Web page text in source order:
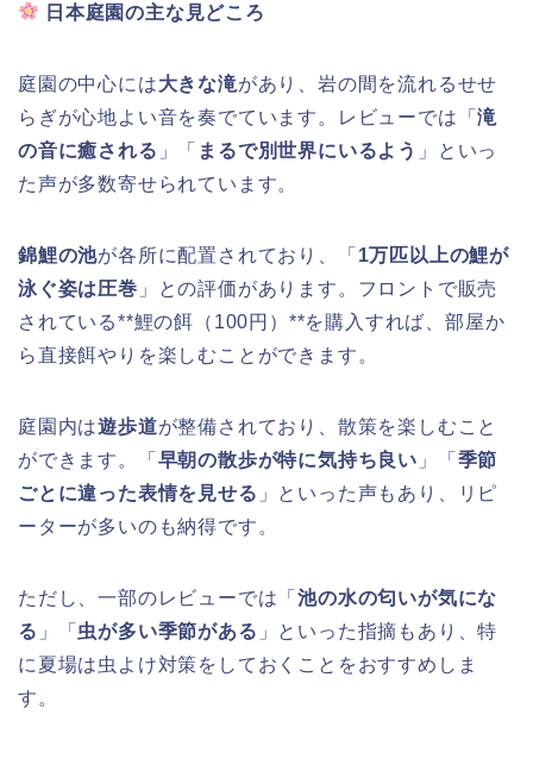
日本庭園の主な見どころ
庭園の中心には大きな滝があり、岩の間を流れるせせ
らぎが心地よい音を奏でています。レビューでは「滝
の音に癒される 」「 まるで別世界にいるよう 」といっ
た声が多数寄せられています。
錦鯉の池が各所に配置されており、「 1万匹以上の鯉が
泳ぐ姿は圧巻 」との評価があります。フロントで販売
されている**鯉の餌（100円）**を購入すれば、部屋か
ら直接餌やりを楽しむことができます。
庭園内は遊歩道が整備されており、散策を楽しむこと
ができます。「 早朝の散歩が特に気持ち良い 」「 季節
ごとに違った表情を見せる 」といった声もあり、リピ
ーターが多いのも納得です。
ただし、一部のレビューでは「池の水の匂いが気にな
る 」「 虫が多い季節がある 」といった指摘もあり、特
に夏場は虫よけ対策をしておくことをおすすめしま
す。